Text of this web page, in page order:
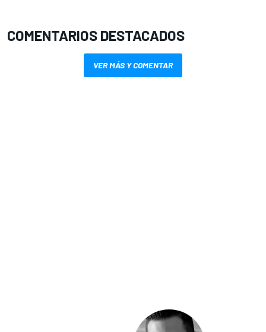
COMENTARIOS DESTACADOS
VER MÁS Y COMENTAR